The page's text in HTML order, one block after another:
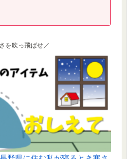
を吹っ飛ばせ／